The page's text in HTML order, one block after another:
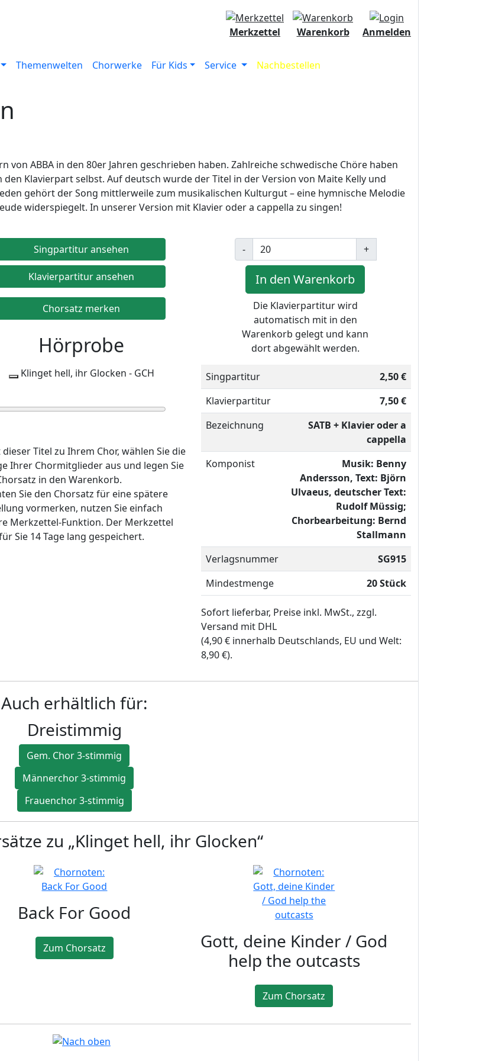
Anmelden
Warenkorb
Merkzettel
Themenwelten Chorwerke Für Kids Service Nachbestellen
von ABBA in den 80er Jahren geschrieben haben. Zahlreiche schwedische Chöre haben
Klavierpart selbst. Auf deutsch wurde der Titel in der Version von Maite Kelly und
gehört der Song mittlerweile zum musikalischen Kulturgut – eine hymnische Melodie
widerspiegelt. In unserer Version mit Klavier oder a cappella zu singen!
Singpartitur ansehen
Klavierpartitur ansehen
Chorsatz merken
Hörprobe
Klinget hell, ihr Glocken - GCH
dieser Titel zu Ihrem Chor, wählen Sie die
Ihrer Chormitglieder aus und legen Sie
in den Warenkorb.
Sie den Chorsatz für eine spätere
vormerken, nutzen Sie einfach
Merkzettel-Funktion. Der Merkzettel
Sie 14 Tage lang gespeichert.
- +
In den Warenkorb
Die Klavierpartitur wird
automatisch mit in den
Warenkorb gelegt und kann
dort abgewählt werden.
Singpartitur
2,50 €
Klavierpartitur
7,50 €
Bezeichnung
SATB + Klavier oder a
cappella
Komponist
Musik: Benny
Andersson, Text: Björn
Ulvaeus, deutscher Text:
Rudolf Müssig;
Chorbearbeitung: Bernd
Stallmann
Verlagsnummer
SG915
Mindestmenge
20 Stück
Sofort lieferbar, Preise inkl. MwSt., zzgl.
Versand mit DHL
(4,90 € innerhalb Deutschlands, EU und Welt:
8,90 €).
Auch erhältlich für:
Dreistimmig
Gem. Chor 3-stimmig
Männerchor 3-stimmig
Frauenchor 3-stimmig
zu „Klinget hell, ihr Glocken“
Back For Good
Zum Chorsatz
Gott, deine Kinder / God
help the outcasts
Zum Chorsatz